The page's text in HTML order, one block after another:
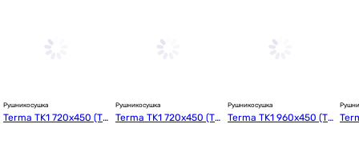
Рушникосушка
Terma TK1 720x450 (TG
Рушникосушка
Terma TK1 720x450 (TG
Рушникосушка
Terma TK1 960x450 (T